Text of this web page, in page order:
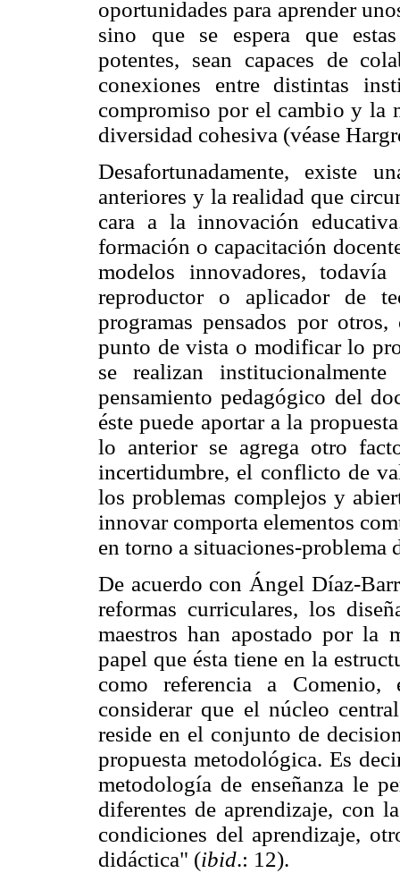
oportunidades para aprender
sino que se espera que
potentes, sean capaces de
conexiones entre distintas
compromiso por el cambio y la
diversidad cohesiva (véase
Desafortunadamente, existe
anteriores y la realidad que
cara a la innovación
formación o capacitación
modelos innovadores,
reproductor o aplicador de
programas pensados por
punto de vista o modificar lo
se realizan
pensamiento pedagógico del
éste puede aportar a la
lo anterior se agrega otro
incertidumbre, el conflicto de
los problemas complejos y
innovar comporta elementos
en torno a situaciones-problema
De acuerdo con Ángel Díaz-
reformas curriculares, los
maestros han apostado por la
papel que ésta tiene en la
como referencia a Comenio,
considerar que el núcleo
reside en el conjunto de
propuesta metodológica. Es
metodología de enseñanza le
diferentes de aprendizaje, con
condiciones del aprendizaje,
didáctica" (ibid.: 12).